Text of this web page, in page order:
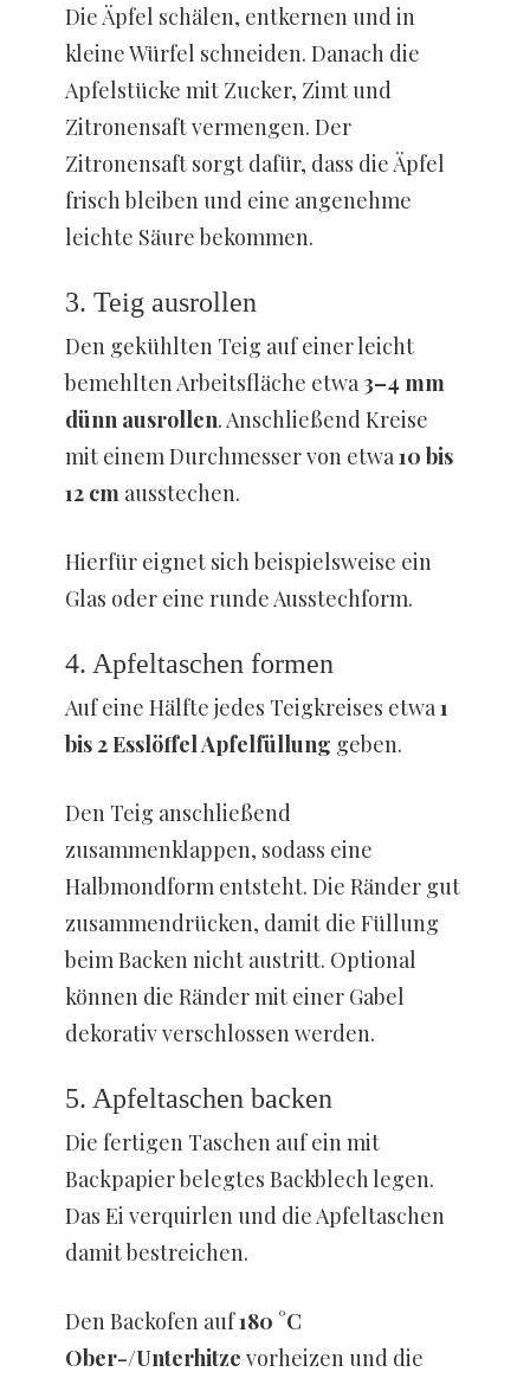
Die Äpfel schälen, entkernen und in
kleine Würfel schneiden. Danach die
Apfelstücke mit Zucker, Zimt und
Zitronensaft vermengen. Der
Zitronensaft sorgt dafür, dass die Äpfel
frisch bleiben und eine angenehme
leichte Säure bekommen.
3. Teig ausrollen
Den gekühlten Teig auf einer leicht
bemehlten Arbeitsfläche etwa 3–4 mm
dünn ausrollen. Anschließend Kreise
mit einem Durchmesser von etwa10 bis
12 cm ausstechen.
Hierfür eignet sich beispielsweise ein
Glas oder eine runde Ausstechform.
4. Apfeltaschen formen
Auf eine Hälfte jedes Teigkreises etwa1
bis 2 Esslöffel Apfelfüllung geben.
Den Teig anschließend
zusammenklappen, sodass eine
Halbmondform entsteht. Die Ränder gut
zusammendrücken, damit die Füllung
beim Backen nicht austritt. Optional
können die Ränder mit einer Gabel
dekorativ verschlossen werden.
5. Apfeltaschen backen
Die fertigen Taschen auf ein mit
Backpapier belegtes Backblech legen.
Das Ei verquirlen und die Apfeltaschen
damit bestreichen.
Den Backofen auf180 °C
Ober-/Unterhitze vorheizen und die